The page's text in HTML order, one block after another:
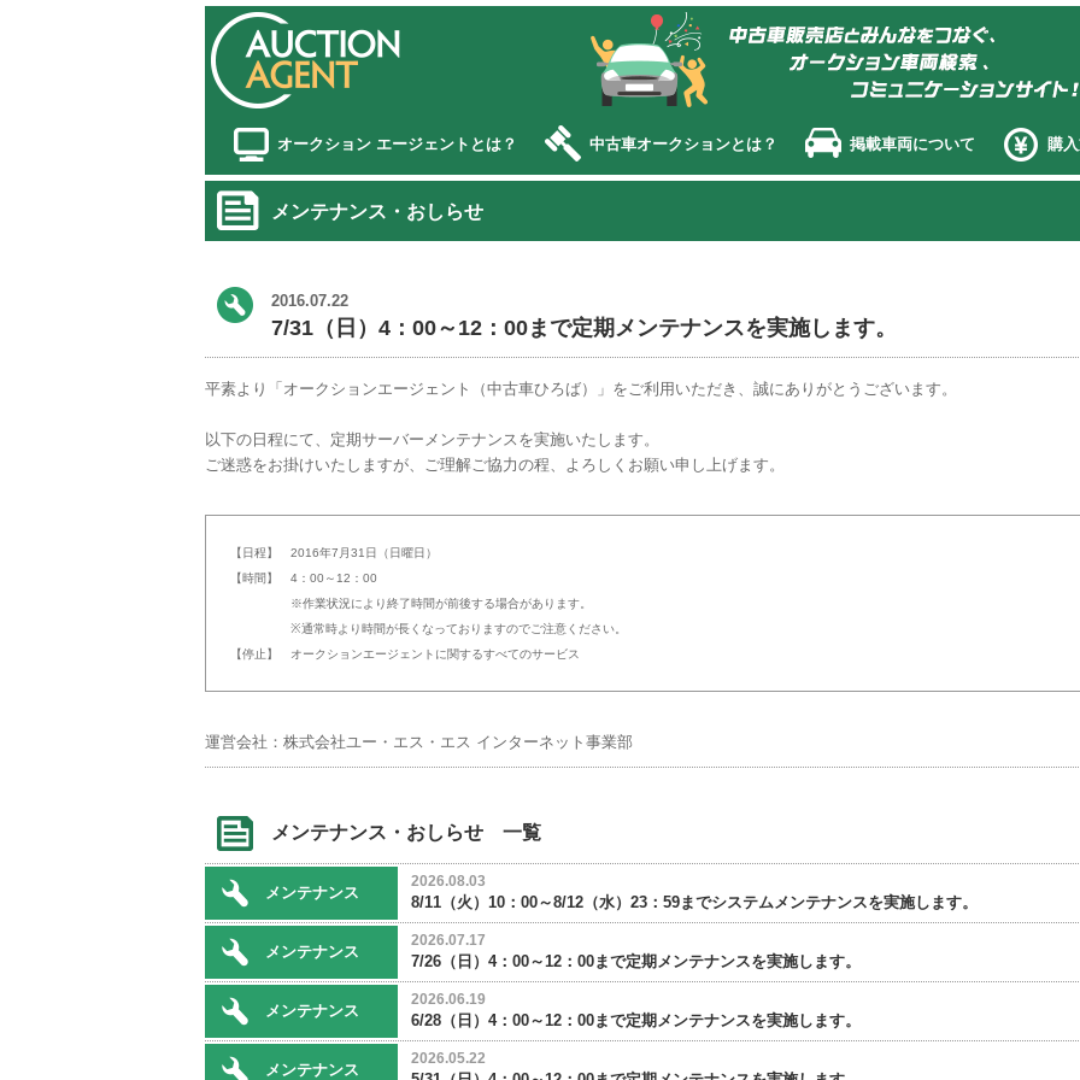
オークション エージェント
オークション エージェントとは？ 中古車オークションとは？ 掲載車両について 購
メンテナンス・おしらせ
2016.07.22
7/31（日）4：00～12：00まで定期メンテナンスを実施します。
平素より「オークションエージェント（中古車ひろば）」をご利用いただき、誠にありがとうございます。
以下の日程にて、定期サーバーメンテナンスを実施いたします。
ご迷惑をお掛けいたしますが、ご理解ご協力の程、よろしくお願い申し上げます。
【日程】 2016年7月31日（日曜日）
【時間】 4：00～12：00
※作業状況により終了時間が前後する場合があります。
※通常時より時間が長くなっておりますのでご注意ください。
【停止】 オークションエージェントに関するすべてのサービス
運営会社：株式会社ユー・エス・エス インターネット事業部
メンテナンス・おしらせ 一覧
メンテナンス
2026.08.03
8/11（火）10：00～8/12（水）23：59までシステムメンテナンスを実施します。
メンテナンス
2026.07.17
7/26（日）4：00～12：00まで定期メンテナンスを実施します。
メンテナンス
2026.06.19
6/28（日）4：00～12：00まで定期メンテナンスを実施します。
メンテナンス
2026.05.22